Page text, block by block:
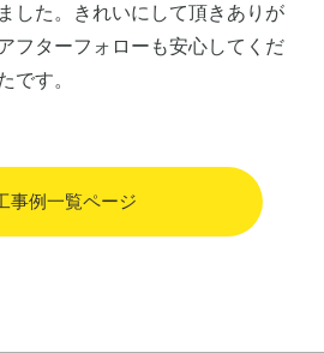
した。きれいにして頂きありが
フターフォローも安心してくだ
です。
事例一覧ページ